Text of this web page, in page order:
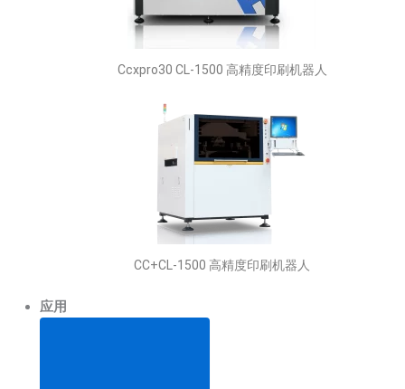
Ccxpro30 CL-1500 高精度印刷机器人
CC+CL-1500 高精度印刷机器人
应用